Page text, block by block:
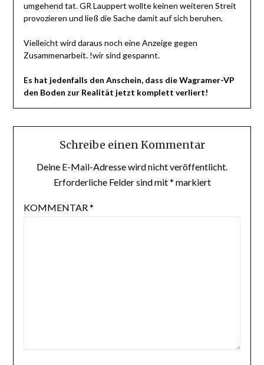
umgehend tat. GR Lauppert wollte keinen weiteren Streit
provozieren und ließ die Sache damit auf sich beruhen.
Vielleicht wird daraus noch eine Anzeige gegen
Zusammenarbeit. !wir sind gespannt.
Es hat jedenfalls den Anschein, dass die Wagramer-VP
den Boden zur Realität jetzt komplett verliert!
Schreibe einen Kommentar
Deine E-Mail-Adresse wird nicht veröffentlicht.
Erforderliche Felder sind mit* markiert
KOMMENTAR*